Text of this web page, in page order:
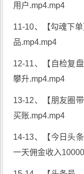
用户.mp4.mp4
11-10、【勾魂下
品.mp4.mp4
12-11、【自检复
攀升.mp4.mp4
13-12、【朋友圈
买账.mp4.mp4
14-13、【今日头
一天佣金收入